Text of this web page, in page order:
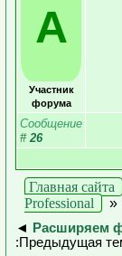
А
Участник
форума
Сообщение
# 26
Главная сайта
Professional
»
◄
Расширяем
:Предыдущая